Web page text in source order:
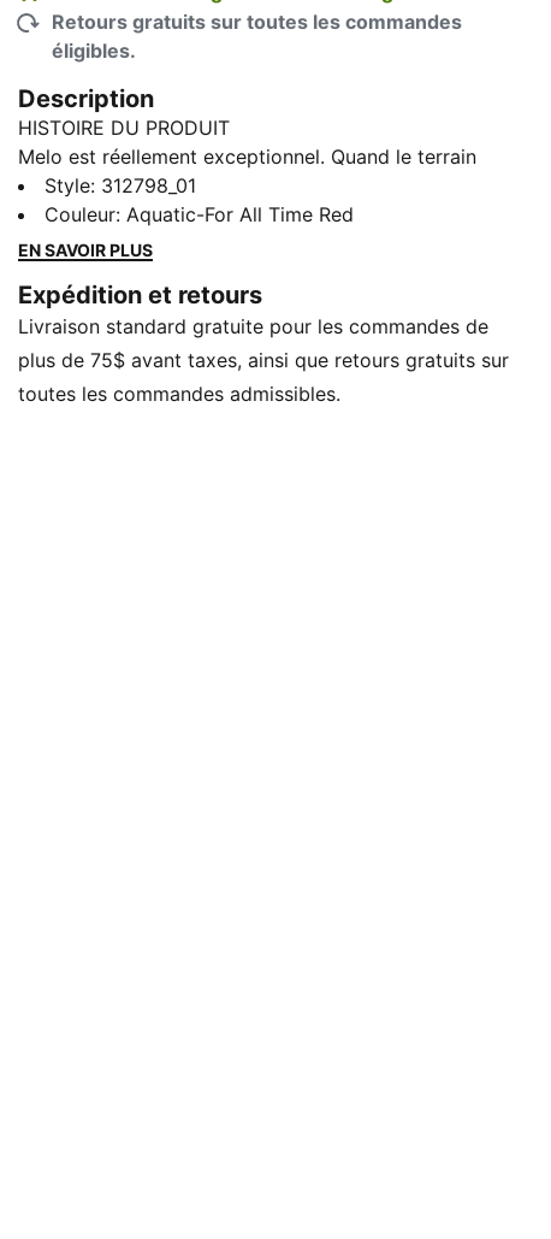
Retours gratuits sur toutes les commandes
éligibles.
Description
HISTOIRE DU PRODUIT
Melo est réellement exceptionnel. Quand le terrain
devient bruyant, il se concentre à un niveau que lui
seul peut atteindre. La MB.05 Melo World canalise
cette énergie avec un coloris sarcelle audacieux et
et son style unique.
CARACTÉRISTIQUES ET AVANTAGES
La tige des chaussures est fabriquée avec au moins
20 % de matériaux recyclés.
Style: 312798_01
Couleur:Aquatic-For All Time Red
EN SAVOIR PLUS
Expédition et retours
Livraison standard gratuite pour les commandes de
plus de 75$ avant taxes, ainsi que retours gratuits sur
toutes les commandes admissibles.